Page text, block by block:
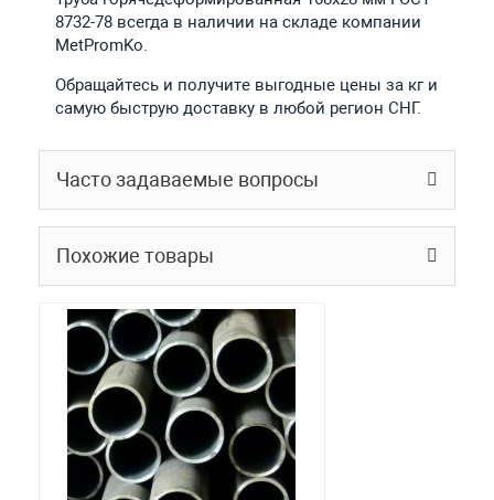
8732-78 всегда в наличии на складе компании
MetPromKo.
Обращайтесь и получите выгодные цены за кг и
самую быструю доставку в любой регион СНГ.
Часто задаваемые вопросы
Похожие товары